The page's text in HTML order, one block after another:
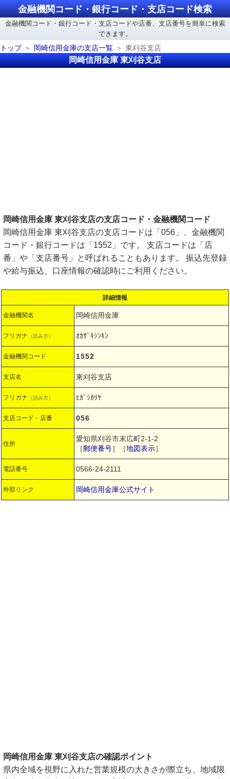
金融機関コード・銀行コード・支店コード検索
金融機関コード・銀行コード・支店コードや店番、支店番号を簡単に検索
できます。
トップ
岡崎信用金庫の支店一覧 東刈谷支店
岡崎信用金庫 東刈谷支店
岡崎信用金庫 東刈谷支店の支店コード・金融機関コード
岡崎信用金庫 東刈谷支店の支店コードは「056」、金融機関
コード・銀行コードは「1552」です。 支店コードは「店
番」や「支店番号」と呼ばれることもあります。 振込先登録
や給与振込、口座情報の確認時にご利用ください。
詳細情報
金融機関名 岡崎信用金庫
フリガナ （読み方） ｵｶｻﾞｷｼﾝｷﾝ
金融機関コード 1552
支店名 東刈谷支店
フリガナ （読み方） ﾋｶﾞｼｶﾘﾔ
支店コード・店番 056
住所
愛知県刈谷市末広町2-1-2
［郵便番号］［地図表示］
電話番号 0566-24-2111
外部リンク 岡崎信用金庫公式サイト
岡崎信用金庫 東刈谷支店の確認ポイント
県内全域を視野に入れた営業規模の大きさが際立ち、地域限